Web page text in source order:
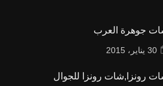
جوهرة العرب
30 يناير، 2015
رونزا,شات رونزا للجوال